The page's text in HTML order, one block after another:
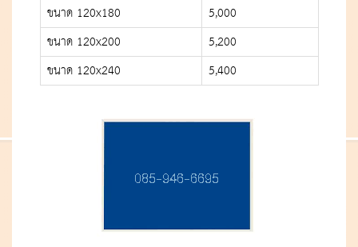
ขนาด 120x180
5,000
ขนาด 120x200
5,200
ขนาด 120x240
5,400